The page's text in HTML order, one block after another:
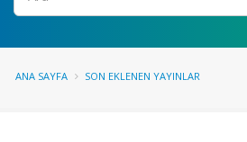
ANA SAYFA SON EKLENEN YAYINLAR